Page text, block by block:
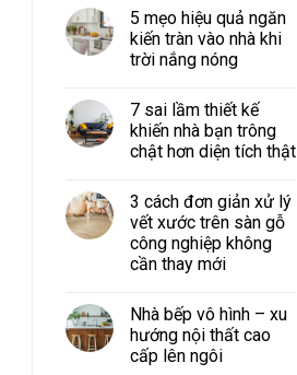
5 mẹo hiệu quả ngăn
kiến tràn vào nhà khi
trời nắng nóng
7 sai lầm thiết kế
khiến nhà bạn trông
chật hơn diện tích thật
3 cách đơn giản xử lý
vết xước trên sàn gỗ
công nghiệp không
cần thay mới
Nhà bếp vô hình – xu
hướng nội thất cao
cấp lên ngôi